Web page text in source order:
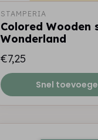
STAMPERIA
Colored Wooden
Wonderland
€7,25
Snel